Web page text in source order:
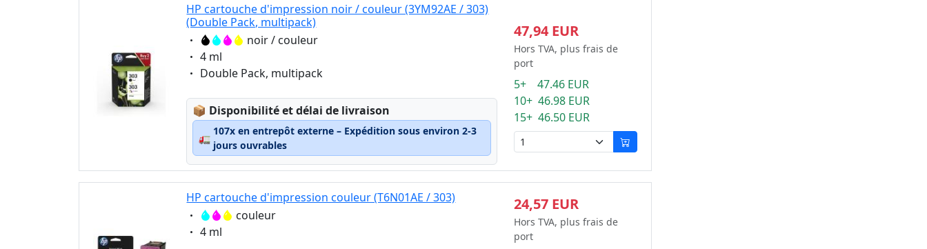
HP cartouche d'impression noir / couleur (3YM92AE / 303)
(Double Pack, multipack)
Eigenschaft:noir / couleur
Eigenschaft:
4 ml
Eigenschaft:
Double Pack, multipack
📦 Lagerstatus:
Disponibilité et délai de livraison
🚛
107x en entrepôt externe – Expédition sous environ 2-3
jours ouvrables
47,94 EUR
Hors TVA, plus frais de
port
5+ 47.46 EUR
10+ 46.98 EUR
15+ 46.50 EUR
HP cartouche d'impression couleur (T6N01AE / 303)
Eigenschaft:couleur
Eigenschaft:
4 ml
24,57 EUR
Hors TVA, plus frais de
port